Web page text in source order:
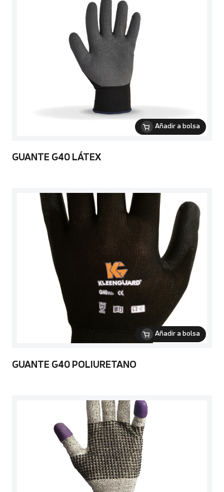
Añadir a bolsa
GUANTE G40 LÁTEX
Añadir a bolsa
GUANTE G40 POLIURETANO